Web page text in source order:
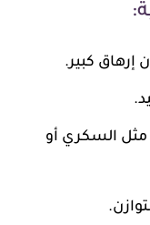
إرهاق كبير.
السكري أو